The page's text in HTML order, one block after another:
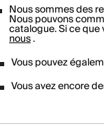
Nous sommes des
Nous pouvons
catalogue. Si ce
nous.
Vous pouvez
Vous avez encore